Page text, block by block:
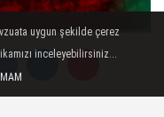
uygun şekilde çerez
inceleyebilirsiniz...